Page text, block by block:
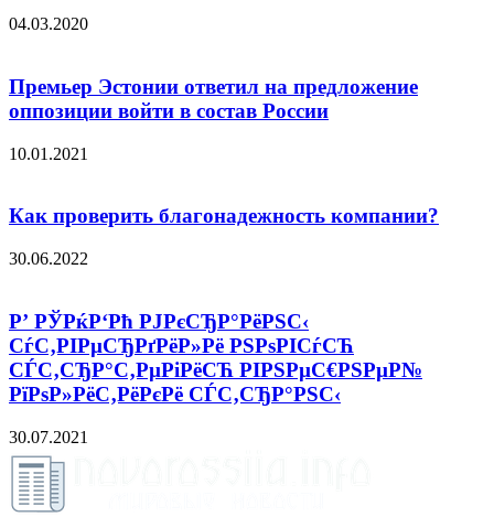
04.03.2020
Премьер Эстонии ответил на предложение
оппозиции войти в состав России
10.01.2021
Как проверить благонадежность компании?
30.06.2022
Р’ РЎРќР‘Рћ РЈРєСЂР°РёРЅС‹
СѓС‚РІРµСЂРґРёР»Рё РЅРѕРІСѓСЋ
СЃС‚СЂР°С‚РµРіРёСЋ РІРЅРµС€РЅРµР№
РїРѕР»РёС‚РёРєРё СЃС‚СЂР°РЅС‹
30.07.2021